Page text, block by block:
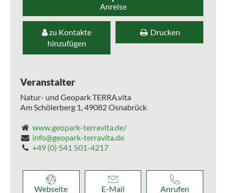
Anreise
zu Kontakte
hinzufügen
Drucken
Veranstalter
Natur- und Geopark TERRA.vita
Am Schölerberg 1,49082Osnabrück
www.geopark-terravita.de/
info@geopark-terravita.de
+49 (0) 541 501-4217
Webseite E-Mail Anrufen